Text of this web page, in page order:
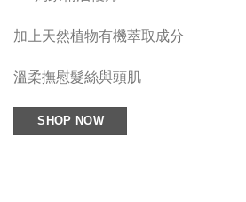
加上天然植物有機萃取成分
溫柔撫慰髮絲與頭肌
SHOP NOW